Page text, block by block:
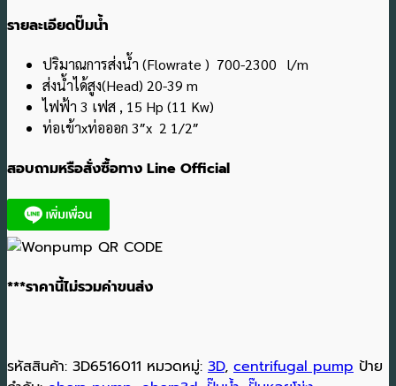
รายละเอียดปั๊มน้ำ
ปริมาณการส่งน้ำ (Flowrate ) 700-2300 l/m
ส่งน้ำได้สูง(Head) 20-39 m
ไฟฟ้า 3 เฟส , 15 Hp (11 Kw)
ท่อเข้าxท่อออก 3″x 2 1/2″
สอบถามหรือสั่งซื้อทาง Line Official
***ราคานี้ไม่รวมค่าขนส่ง
รหัสสินค้า: 3D6516011 หมวดหมู่: 3D, centrifugal pump ป้าย